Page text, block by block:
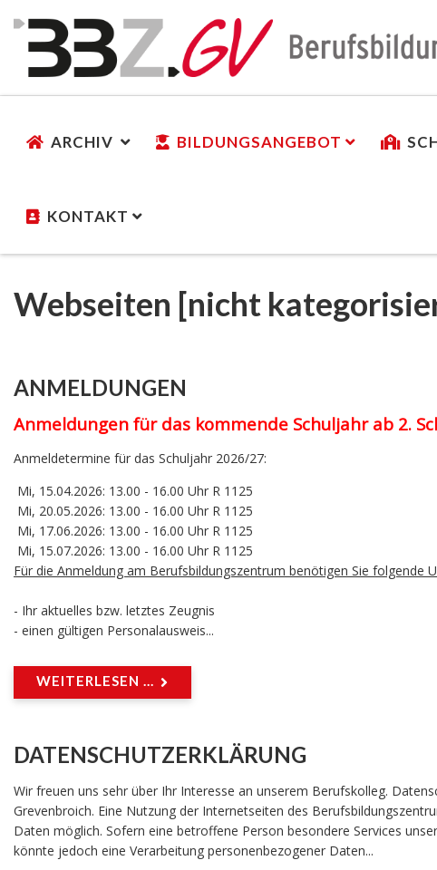
ARCHIV BILDUNGSANGEBOT
KONTAKT
Webseiten [nicht
ANMELDUNGEN
Anmeldungen für das kommende Schuljahr ab 2.
Anmeldetermine für das Schuljahr 2026/27:
Mi, 15.04.2026: 13.00 - 16.00 Uhr R 1125
Mi, 20.05.2026: 13.00 - 16.00 Uhr R 1125
Mi, 17.06.2026: 13.00 - 16.00 Uhr R 1125
Mi, 15.07.2026: 13.00 - 16.00 Uhr R 1125
Für die Anmeldung am Berufsbildungszentrum benötigen Sie folgende
- Ihr aktuelles bzw. letztes Zeugnis
- einen gültigen Personalausweis...
WEITERLESEN ...
DATENSCHUTZERKLÄRUNG
Wir freuen uns sehr über Ihr Interesse an unserem Berufskolleg.
Grevenbroich. Eine Nutzung der Internetseiten des
Daten möglich. Sofern eine betroffene Person besondere Services
könnte jedoch eine Verarbeitung personenbezogener Daten...